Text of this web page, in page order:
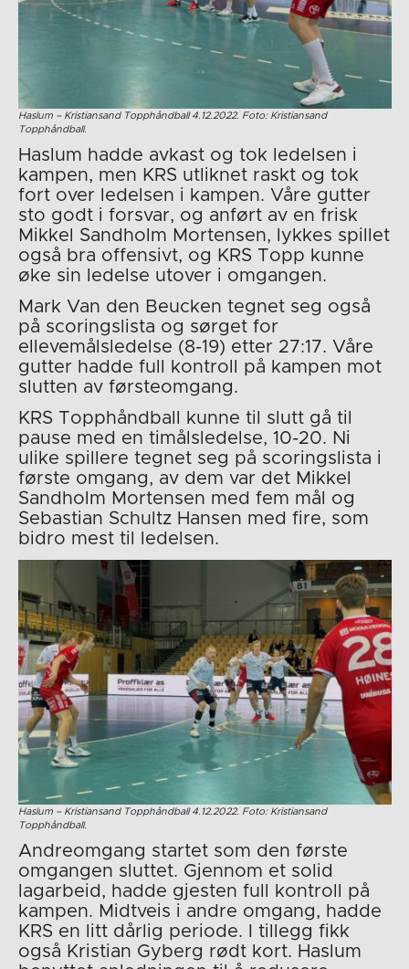
Haslum – Kristiansand Topphåndball 4.12.2022. Foto: Kristiansand
Topphåndball.
Haslum hadde avkast og tok ledelsen i
kampen, men KRS utliknet raskt og tok
fort over ledelsen i kampen. Våre gutter
sto godt i forsvar, og anført av en frisk
Mikkel Sandholm Mortensen, lykkes spillet
også bra offensivt, og KRS Topp kunne
øke sin ledelse utover i omgangen.
Mark Van den Beucken tegnet seg også
på scoringslista og sørget for
ellevemålsledelse (8-19) etter 27:17. Våre
gutter hadde full kontroll på kampen mot
slutten av førsteomgang.
KRS Topphåndball kunne til slutt gå til
pause med en timålsledelse, 10-20. Ni
ulike spillere tegnet seg på scoringslista i
første omgang, av dem var det Mikkel
Sandholm Mortensen med fem mål og
Sebastian Schultz Hansen med fire, som
bidro mest til ledelsen.
Haslum – Kristiansand Topphåndball 4.12.2022. Foto: Kristiansand
Topphåndball.
Andreomgang startet som den første
omgangen sluttet. Gjennom et solid
lagarbeid, hadde gjesten full kontroll på
kampen. Midtveis i andre omgang, hadde
KRS en litt dårlig periode. I tillegg fikk
også Kristian Gyberg rødt kort. Haslum